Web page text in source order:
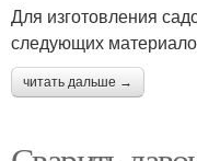
Для изготовления
следующих
читать дальше →